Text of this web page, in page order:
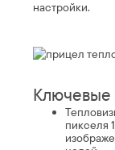
настройки.
Ключевые
пикселя